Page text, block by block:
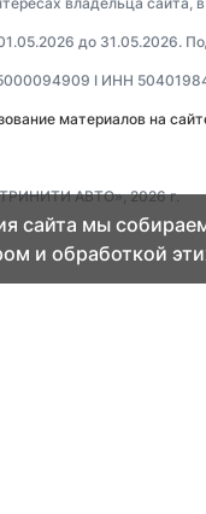
до 31.05.2026.
I ИНН
материалов на
АВТО», 2026 г.
сайта мы
и обработкой